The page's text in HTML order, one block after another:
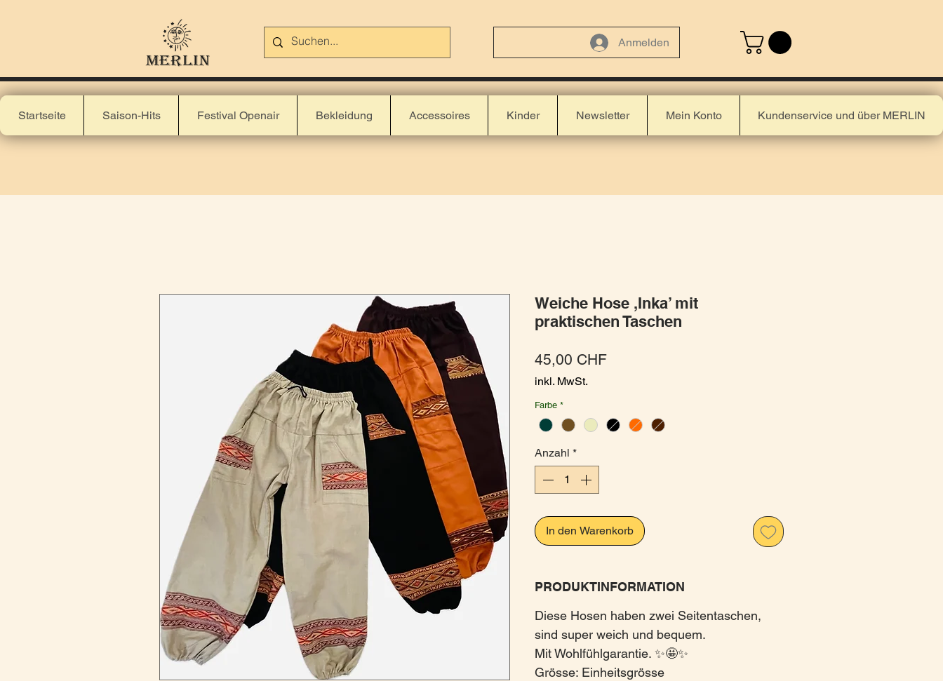
Anmelden
Startseite Saison-Hits Festival Openair Bekleidung Accessoires Kinder Newsletter Mein Konto Kundenservice und über MERLIN
Weiche Hose ,Inka’ mit
praktischen Taschen
45,00 CHFPreis
inkl. MwSt.
Farbe *
Anzahl *
In den Warenkorb
PRODUKTINFORMATION
Diese Hosen haben zwei Seitentaschen,
sind super weich und bequem.
Mit Wohlfühlgarantie. ✨🤩✨
Grösse: Einheitsgrösse